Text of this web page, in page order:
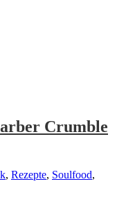
Crumble
, Rezepte, Soulfood,